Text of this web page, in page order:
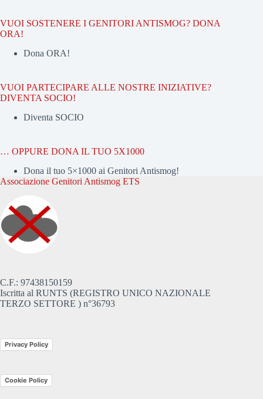
VUOI SOSTENERE I GENITORI ANTISMOG? DONA
ORA!
Dona ORA!
VUOI PARTECIPARE ALLE NOSTRE INIZIATIVE?
DIVENTA SOCIO!
Diventa SOCIO
… OPPURE DONA IL TUO 5X1000
Dona il tuo 5×1000 ai Genitori Antismog!
Associazione Genitori Antismog ETS
C.F.: 97438150159
Iscritta al RUNTS (REGISTRO UNICO NAZIONALE
TERZO SETTORE ) n°36793
Privacy Policy
Cookie Policy